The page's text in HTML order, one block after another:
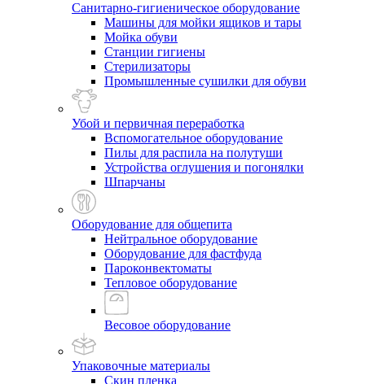
Санитарно-гигиеническое оборудование
Машины для мойки ящиков и тары
Мойка обуви
Станции гигиены
Стерилизаторы
Промышленные сушилки для обуви
Убой и первичная переработка
Вспомогательное оборудование
Пилы для распила на полутуши
Устройства оглушения и погонялки
Шпарчаны
Оборудование для общепита
Нейтральное оборудование
Оборудование для фастфуда
Пароконвектоматы
Тепловое оборудование
Весовое оборудование
Упаковочные материалы
Скин пленка